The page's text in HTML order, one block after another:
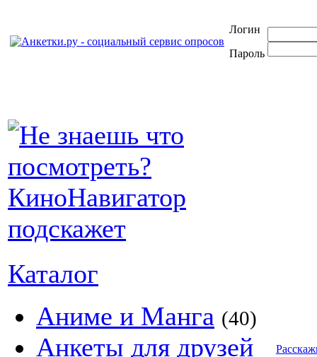
Логин
Пароль
Каталог
Аниме и Манга (40)
Анкеты для друзей